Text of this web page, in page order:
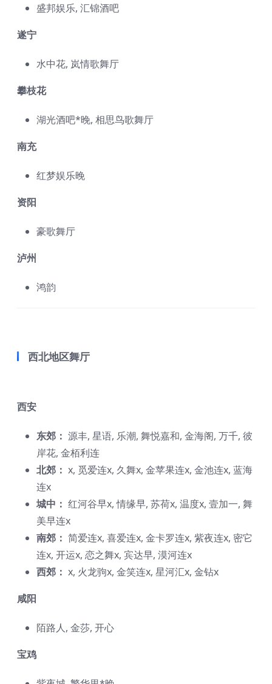
盛邦娱乐, 汇锦酒吧
遂宁
水中花, 岚情歌舞厅
攀枝花
湖光酒吧*晚, 相思鸟歌舞厅
南充
红梦娱乐晚
资阳
豪歌舞厅
泸州
鸿韵
西北地区舞厅
西安
东郊： 源丰, 星语, 乐潮, 舞悦嘉和, 金海阁, 万千, 彼
岸花, 金栢利连
北郊： x, 觅爱连x, 久舞x, 金苹果连x, 金池连x, 蓝海
连x
城中： 红河谷早x, 情缘早, 苏荷x, 温度x, 壹加一, 舞
美早连x
南郊： 简爱连x, 喜爱连x, 金卡罗连x, 紫夜连x, 密它
连x, 开运x, 恋之舞x, 宾达早, 漠河连x
西郊： x, 火龙驹x, 金笑连x, 星河汇x, 金钻x
咸阳
陌路人, 金莎, 开心
宝鸡